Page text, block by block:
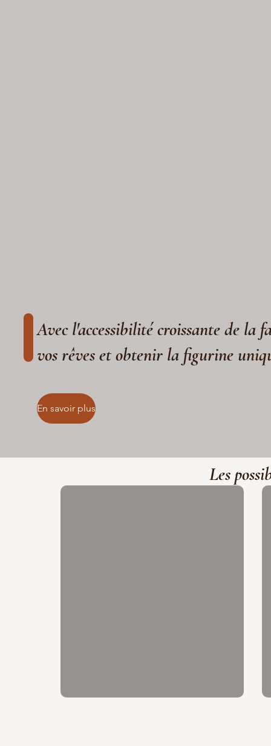
Avec l'accessibilité croissante de la
vos rêves et obtenir la figurine
En savoir plus
Les